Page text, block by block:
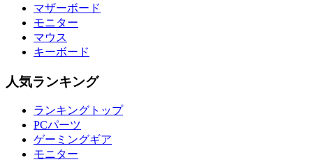
マザーボード
モニター
マウス
キーボード
人気ランキング
ランキングトップ
PCパーツ
ゲーミングギア
モニター